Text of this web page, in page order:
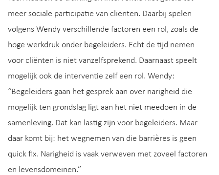
meer sociale participatie van cliënten. Daarbij spelen
volgens Wendy verschillende factoren een rol, zoals de
hoge werkdruk onder begeleiders. Echt de tijd nemen
voor cliënten is niet vanzelfsprekend. Daarnaast speelt
mogelijk ook de interventie zelf een rol. Wendy:
“Begeleiders gaan het gesprek aan over narigheid die
mogelijk ten grondslag ligt aan het niet meedoen in de
samenleving. Dat kan lastig zijn voor begeleiders. Maar
daar komt bij: het wegnemen van die barrières is geen
quick fix. Narigheid is vaak verweven met zoveel factoren
en levensdomeinen.”